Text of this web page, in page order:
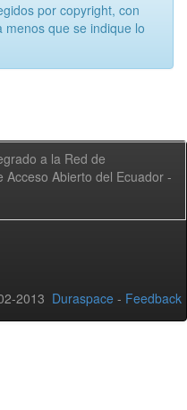
por copyright, con
que se indique lo
a la Red de
Acceso Abierto del Ecuador -
2013 Duraspace - Feedback